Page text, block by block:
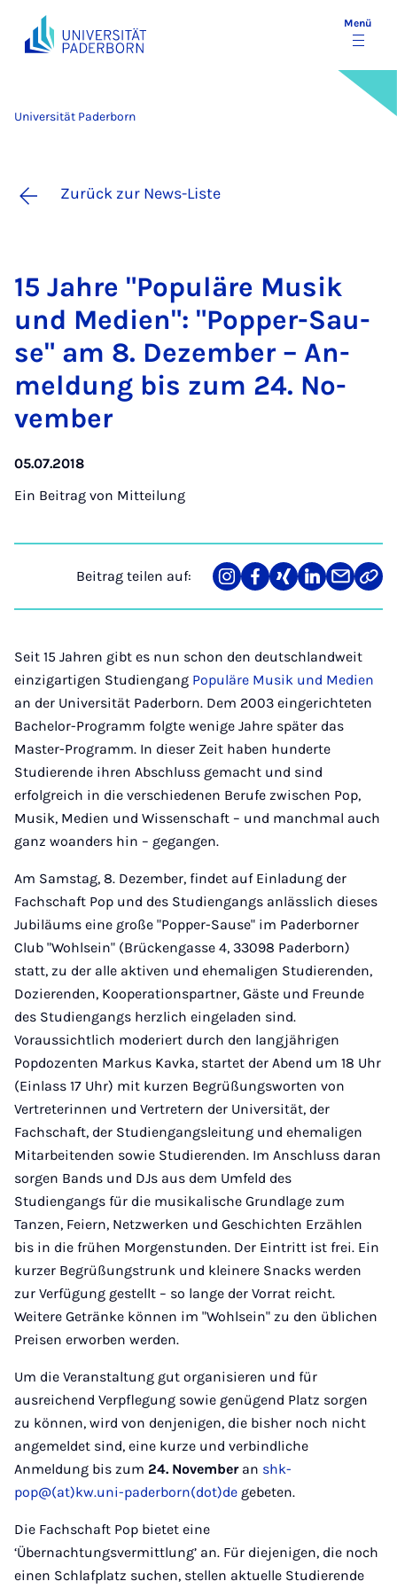
Menü
Universität Paderborn
Zurück zur News-Liste
15 Jah­re "Po­pu­lä­re Mu­sik
und Me­di­en": "Pop­per-Sau­
se" am 8. De­zem­ber – An­
mel­dung bis zum 24. No­
vem­ber
05.07.2018
Ein Beitrag von Mitteilung
Beitrag teilen auf:
Teilen
auf
Teilen
auf
Teilen
auf
Teilen
auf
Teilen
über
Mail
Link
Seit 15 Jahren gibt es nun schon den deutschlandweit
einzigartigen Studiengang Populäre Musik und Medien
an der Universität Paderborn. Dem 2003 eingerichteten
Bachelor-Programm folgte wenige Jahre später das
Master-Programm. In dieser Zeit haben hunderte
Studierende ihren Abschluss gemacht und sind
erfolgreich in die verschiedenen Berufe zwischen Pop,
Musik, Medien und Wissenschaft – und manchmal auch
ganz woanders hin – gegangen.
Am Samstag, 8. Dezember, findet auf Einladung der
Fachschaft Pop und des Studiengangs anlässlich dieses
Jubiläums eine große "Popper-Sause" im Paderborner
Club "Wohlsein" (Brückengasse 4, 33098 Paderborn)
statt, zu der alle aktiven und ehemaligen Studierenden,
Dozierenden, Kooperationspartner, Gäste und Freunde
des Studiengangs herzlich eingeladen sind.
Voraussichtlich moderiert durch den langjährigen
Popdozenten Markus Kavka, startet der Abend um 18 Uhr
(Einlass 17 Uhr) mit kurzen Begrüßungsworten von
Vertreterinnen und Vertretern der Universität, der
Fachschaft, der Studiengangsleitung und ehemaligen
Mitarbeitenden sowie Studierenden. Im Anschluss daran
sorgen Bands und DJs aus dem Umfeld des
Studiengangs für die musikalische Grundlage zum
Tanzen, Feiern, Netzwerken und Geschichten Erzählen
bis in die frühen Morgenstunden. Der Eintritt ist frei. Ein
kurzer Begrüßungstrunk und kleinere Snacks werden
zur Verfügung gestellt – so lange der Vorrat reicht.
Weitere Getränke können im "Wohlsein" zu den üblichen
Preisen erworben werden.
Um die Veranstaltung gut organisieren und für
ausreichend Verpflegung sowie genügend Platz sorgen
zu können, wird von denjenigen, die bisher noch nicht
angemeldet sind, eine kurze und verbindliche
Anmeldung bis zum 24. Novemberan shk-
pop@(at)kw.uni-paderborn(dot)de gebeten.
Die Fachschaft Pop bietet eine
‘Übernachtungsvermittlung’ an. Für diejenigen, die noch
einen Schlafplatz suchen, stellen aktuelle Studierende